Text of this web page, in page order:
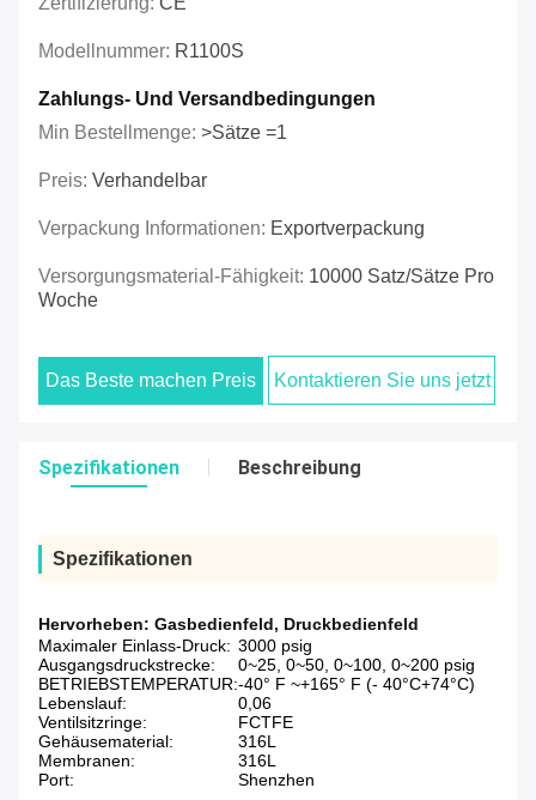
Modellnummer: R1100S
Zahlungs- Und Versandbedingungen
Min Bestellmenge: >Sätze =1
Preis: Verhandelbar
Verpackung Informationen: Exportverpackung
Versorgungsmaterial-Fähigkeit: 10000 Satz/Sätze Pro
Woche
Das Beste machen Preis Kontaktieren Sie uns jetzt
Spezifikationen Beschreibung
Spezifikationen
Hervorheben: Gasbedienfeld, Druckbedienfeld
Maximaler Einlass-Druck: 3000 psig
Ausgangsdruckstrecke:
0~25, 0~50, 0~100, 0~200 psig
BETRIEBSTEMPERATUR:-40° F ~+165° F (- 40°C+74°C)
Lebenslauf:
0,06
Ventilsitzringe:
FCTFE
Gehäusematerial:
316L
Membranen:
316L
Port:
Shenzhen